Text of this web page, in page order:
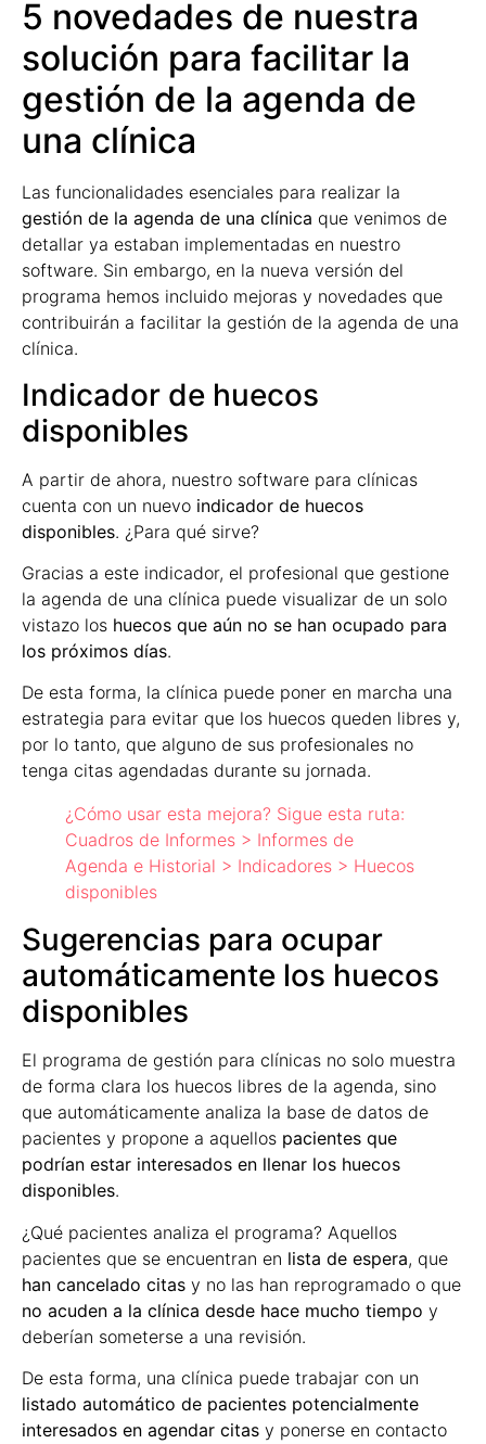
5 novedades de nuestra
solución para facilitar la
gestión de la agenda de
una clínica
Las funcionalidades esenciales para realizar la
gestión de la agenda de una clínica que venimos de
detallar ya estaban implementadas en nuestro
software. Sin embargo, en la nueva versión del
programa hemos incluido mejoras y novedades que
contribuirán a facilitar la gestión de la agenda de una
clínica.
Indicador de huecos
disponibles
A partir de ahora, nuestro software para clínicas
cuenta con un nuevo indicador de huecos
disponibles. ¿Para qué sirve?
Gracias a este indicador, el profesional que gestione
la agenda de una clínica puede visualizar de un solo
vistazo los huecos que aún no se han ocupado para
los próximos días.
De esta forma, la clínica puede poner en marcha una
estrategia para evitar que los huecos queden libres y,
por lo tanto, que alguno de sus profesionales no
tenga citas agendadas durante su jornada.
¿Cómo usar esta mejora? Sigue esta ruta:
Cuadros de Informes > Informes de
Agenda e Historial > Indicadores > Huecos
disponibles
Sugerencias para ocupar
automáticamente los huecos
disponibles
El programa de gestión para clínicas no solo muestra
de forma clara los huecos libres de la agenda, sino
que automáticamente analiza la base de datos de
pacientes y propone a aquellos pacientes que
podrían estar interesados en llenar los huecos
disponibles.
¿Qué pacientes analiza el programa? Aquellos
pacientes que se encuentran en lista de espera, que
han cancelado citas y no las han reprogramado o que
no acuden a la clínica desde hace mucho tiempo y
deberían someterse a una revisión.
De esta forma, una clínica puede trabajar con un
listado automático de pacientes potencialmente
interesados en agendar citas y ponerse en contacto